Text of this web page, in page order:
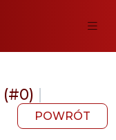
(#0) |
POWRÓT